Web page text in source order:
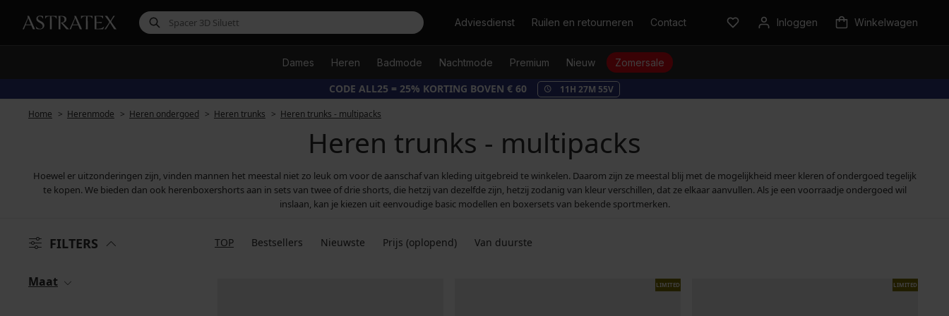
ZoekenAdviesdienst Ruilen en retourneren Contact Inloggen Winkelwagen
Dames Heren Badmode Nachtmode Premium Nieuw Zomersale
CODE ALL25 = 25% KORTING BOVEN € 60 11H 27M 53V
Home Herenmode Heren ondergoed Heren trunks Heren trunks - multipacks
Heren trunks - multipacks
Hoewel er uitzonderingen zijn, vinden mannen het meestal niet zo leuk om voor de aanschaf van kleding uitgebreid te winkelen. Daarom zijn ze meestal blij met de mogelijkheid meer kleren of ondergoed tegelijk
te kopen. We bieden dan ook herenboxershorts aan in sets van twee of drie shorts, die hetzij van dezelfde zijn, hetzij zodanig van kleur verschillen, dat ze elkaar aanvullen. Als je een voorraadje ondergoed wil
inslaan, kan je kiezen uit eenvoudige basic modellen en boxersets van bekende sportmerken.
FILTERS TOP Bestsellers Nieuwste Prijs (oplopend) Van duurste
Maat LIMITED LIMITED